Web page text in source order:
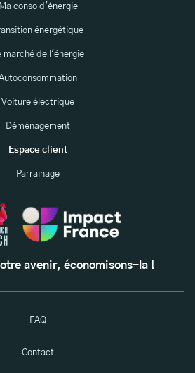
Ma conso d'énergie
énergétique
marché de l'énergie
Voiture électrique
Déménagement
Espace client
Parrainage
avenir, économisons-la !
FAQ
Contact